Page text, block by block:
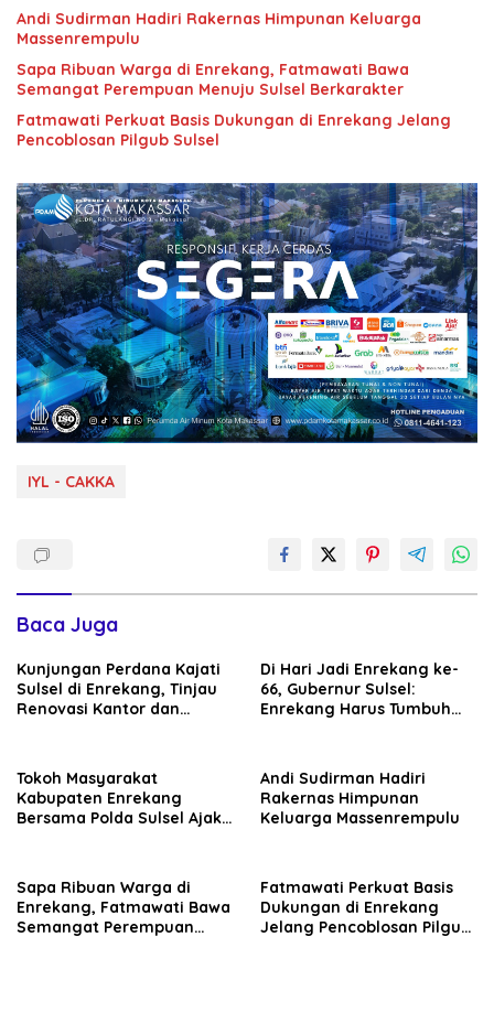
Andi Sudirman Hadiri Rakernas Himpunan Keluarga
Massenrempulu
Sapa Ribuan Warga di Enrekang, Fatmawati Bawa
Semangat Perempuan Menuju Sulsel Berkarakter
Fatmawati Perkuat Basis Dukungan di Enrekang Jelang
Pencoblosan Pilgub Sulsel
IYL - CAKKA
Baca Juga
Kunjungan Perdana Kajati
Sulsel di Enrekang, Tinjau
Renovasi Kantor dan
Di Hari Jadi Enrekang ke-
66, Gubernur Sulsel:
Enrekang Harus Tumbuh
Tokoh Masyarakat
Kabupaten Enrekang
Bersama Polda Sulsel Ajak
Andi Sudirman Hadiri
Rakernas Himpunan
Keluarga Massenrempulu
Sapa Ribuan Warga di
Enrekang, Fatmawati Bawa
Semangat Perempuan
Fatmawati Perkuat Basis
Dukungan di Enrekang
Jelang Pencoblosan Pilgub